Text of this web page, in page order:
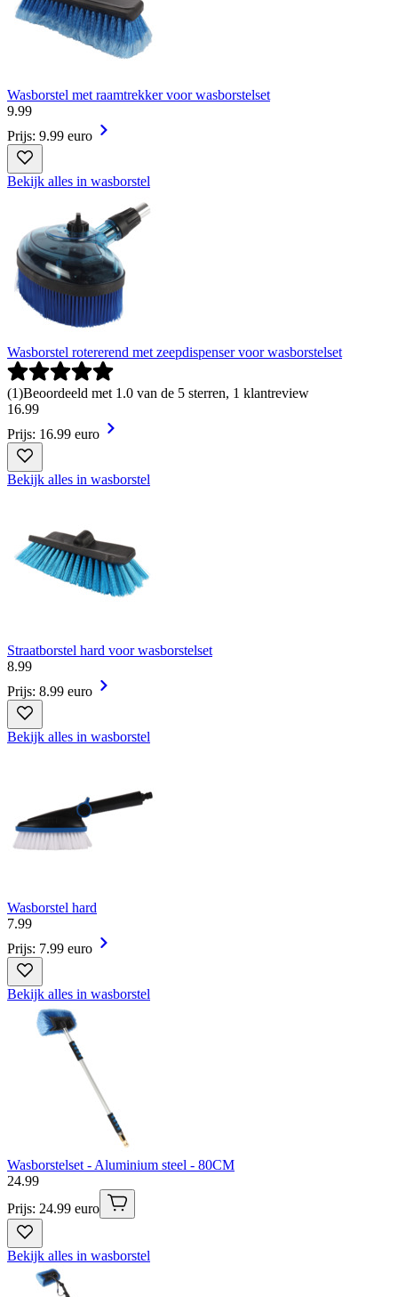
Wasborstel met raamtrekker voor wasborstelset
9.99
Prijs: 9.99 euro
Bekijk alles in wasborstel
Wasborstel rotererend met zeepdispenser voor wasborstelset
(1)Beoordeeld met 1.0 van de 5 sterren, 1 klantreview
16.99
Prijs: 16.99 euro
Bekijk alles in wasborstel
Straatborstel hard voor wasborstelset
8.99
Prijs: 8.99 euro
Bekijk alles in wasborstel
Wasborstel hard
7.99
Prijs: 7.99 euro
Bekijk alles in wasborstel
Wasborstelset - Aluminium steel - 80CM
24.99
Prijs: 24.99 euro
Bekijk alles in wasborstel